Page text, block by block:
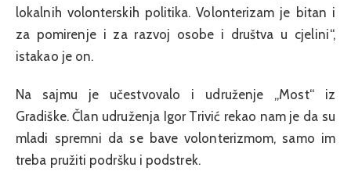
lokalnih volonterskih politika. Volonterizam je bitan i
za pomirenje i za razvoj osobe i društva u cjelini“,
istakao je on.
Na sajmu je učestvovalo i udruženje „Most“ iz
Gradiške. Član udruženja Igor Trivić rekao nam je da su
mladi spremni da se bave volonterizmom, samo im
treba pružiti podršku i podstrek.